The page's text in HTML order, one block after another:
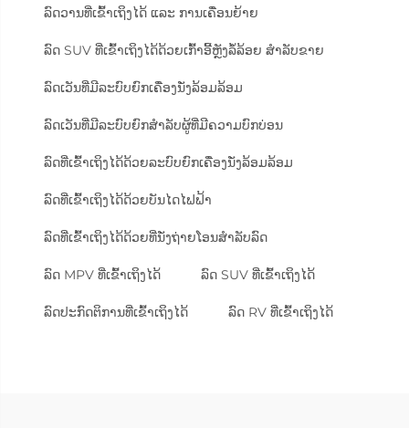
ລົດວານທີ່ເຂົ້າເຖິງໄດ້ ແລະ ການເຄື່ອນຍ້າຍ
ລົດ SUV ທີ່ເຂົ້າເຖິງໄດ້ດ້ວຍເກົ້າອີ້ຫຼັງລໍ້ລ້ອຍ ສຳລັບຂາຍ
ລົດເວັນທີ່ມີລະບົບຍົກເຄື່ອງນັ່ງລ້ອມລ້ອມ
ລົດເວັນທີ່ມີລະບົບຍົກສຳລັບຜູ້ທີ່ມີຄວາມບົກບ່ອນ
ລົດທີ່ເຂົ້າເຖິງໄດ້ດ້ວຍລະບົບຍົກເຄື່ອງນັ່ງລ້ອມລ້ອມ
ລົດທີ່ເຂົ້າເຖິງໄດ້ດ້ວຍບັນໄດໄຟຟ້າ
ລົດທີ່ເຂົ້າເຖິງໄດ້ດ້ວຍທີ່ນັ່ງຖ່າຍໂອນສຳລັບລົດ
ລົດ MPV ທີ່ເຂົ້າເຖິງໄດ້ ລົດ SUV ທີ່ເຂົ້າເຖິງໄດ້
ລົດປະກົດຕິການທີ່ເຂົ້າເຖິງໄດ້ ລົດ RV ທີ່ເຂົ້າເຖິງໄດ້